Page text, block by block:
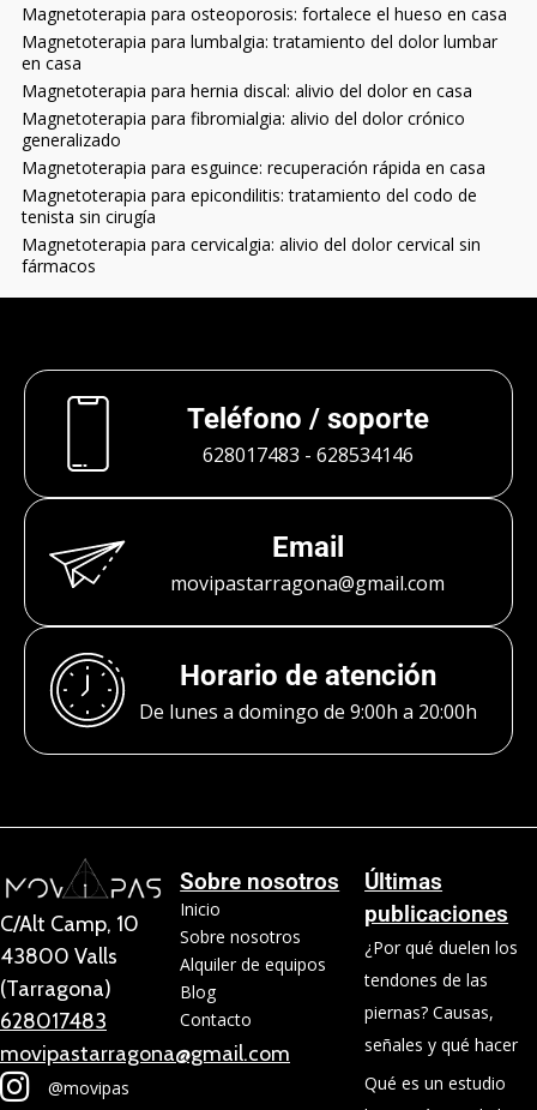
Magnetoterapia para osteoporosis: fortalece el hueso en casa
Magnetoterapia para lumbalgia: tratamiento del dolor lumbar
en casa
Magnetoterapia para hernia discal: alivio del dolor en casa
Magnetoterapia para fibromialgia: alivio del dolor crónico
generalizado
Magnetoterapia para esguince: recuperación rápida en casa
Magnetoterapia para epicondilitis: tratamiento del codo de
tenista sin cirugía
Magnetoterapia para cervicalgia: alivio del dolor cervical sin
fármacos
Teléfono / soporte
628017483 - 628534146
Email
movipastarragona@gmail.com
Horario de atención
De lunes a domingo de 9:00h a 20:00h
C/Alt Camp, 10
43800 Valls
(Tarragona)
628017483
movipastarragona@gmail.com
@movipas
Sobre nosotros
Inicio
Sobre nosotros
Alquiler de equipos
Blog
Contacto
Últimas
publicaciones
¿Por qué duelen los
tendones de las
piernas? Causas,
señales y qué hacer
Qué es un estudio